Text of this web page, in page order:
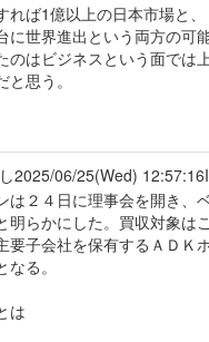
れば1億以上の日本市場と、
に世界進出という両方の可
のはビジネスという面では
思う。
2025/06/25(Wed) 12:57:16
は２４日に理事会を開き、
明らかにした。買収対象は
要子会社を保有するＡＤＫ
る。
は